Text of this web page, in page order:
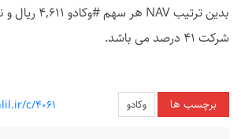
شرکت 41 درصد می باشد.
برچسب ها وکادو c/4061